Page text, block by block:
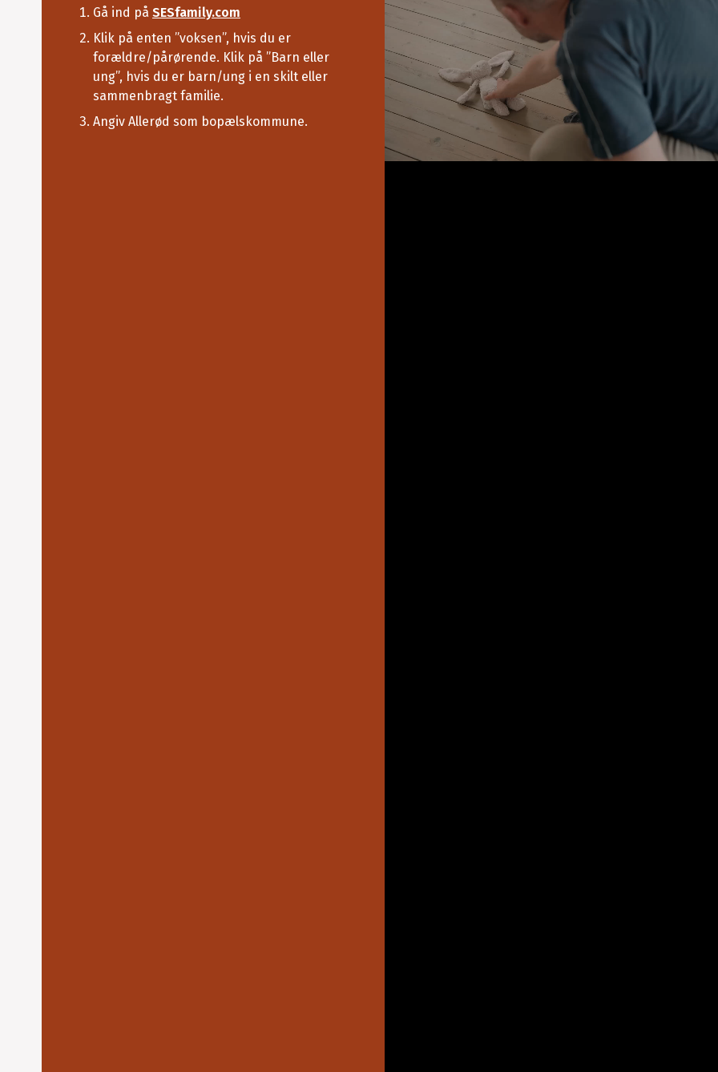
Gå ind på SESfamily.com
Klik på enten ”voksen”, hvis du er
forældre/pårørende. Klik på ”Barn eller
ung”, hvis du er barn/ung i en skilt eller
sammenbragt familie.
Angiv Allerød som bopælskommune.